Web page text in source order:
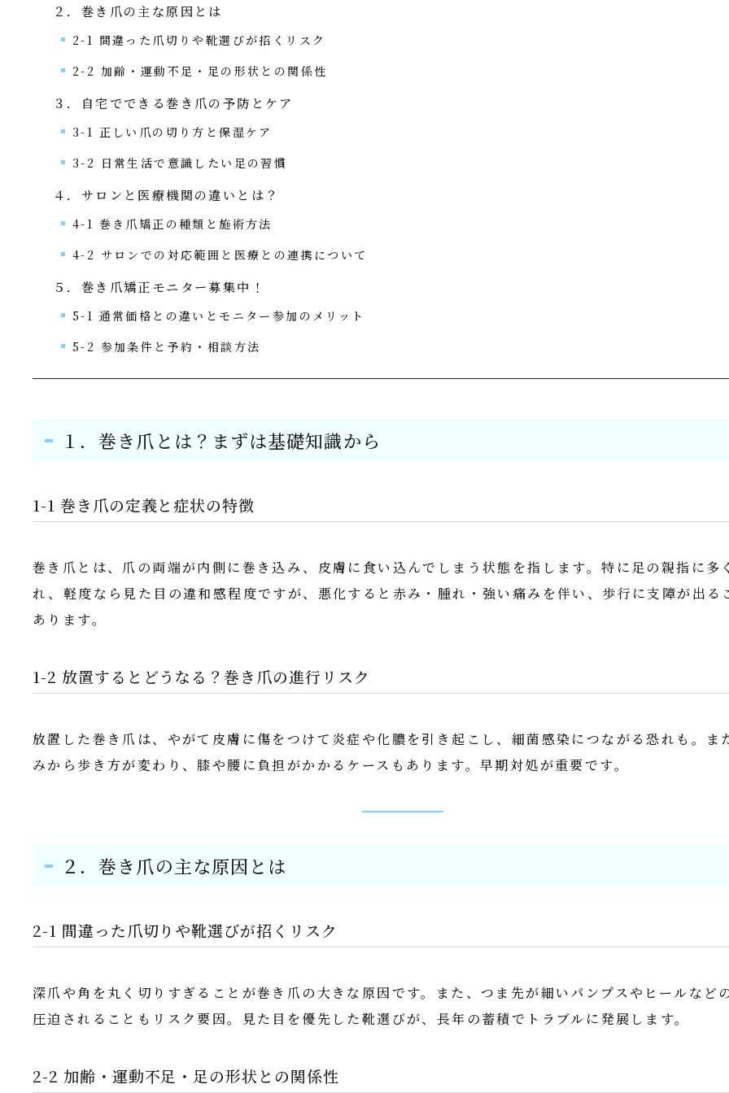
２．巻き爪の主な原因とは
2-1 間違った爪切りや靴選びが招くリスク
2-2 加齢・運動不足・足の形状との関係性
３．自宅でできる巻き爪の予防とケア
3-1 正しい爪の切り方と保湿ケア
3-2 日常生活で意識したい足の習慣
４．サロンと医療機関の違いとは？
4-1 巻き爪矯正の種類と施術方法
4-2 サロンでの対応範囲と医療との連携について
５．巻き爪矯正モニター募集中！
5-1 通常価格との違いとモニター参加のメリット
5-2 参加条件と予約・相談方法
１．巻き爪とは？まずは基礎知識から
1-1 巻き爪の定義と症状の特徴
巻き爪とは、爪の両端が内側に巻き込み、皮膚に食い込んでしまう状態を指します。特に足の親指に多
れ、軽度なら見た目の違和感程度ですが、悪化すると赤み・腫れ・強い痛みを伴い、歩行に支障が出る
あります。
1-2 放置するとどうなる？巻き爪の進行リスク
放置した巻き爪は、やがて皮膚に傷をつけて炎症や化膿を引き起こし、細菌感染につながる恐れも。ま
みから歩き方が変わり、膝や腰に負担がかかるケースもあります。早期対処が重要です。
２．巻き爪の主な原因とは
2-1 間違った爪切りや靴選びが招くリスク
深爪や角を丸く切りすぎることが巻き爪の大きな原因です。また、つま先が細いパンプスやヒールなど
圧迫されることもリスク要因。見た目を優先した靴選びが、長年の蓄積でトラブルに発展します。
2-2 加齢・運動不足・足の形状との関係性